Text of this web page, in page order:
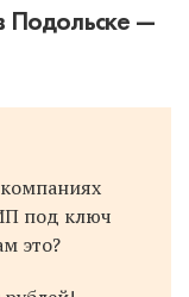
Подольске —
под ключ
это?